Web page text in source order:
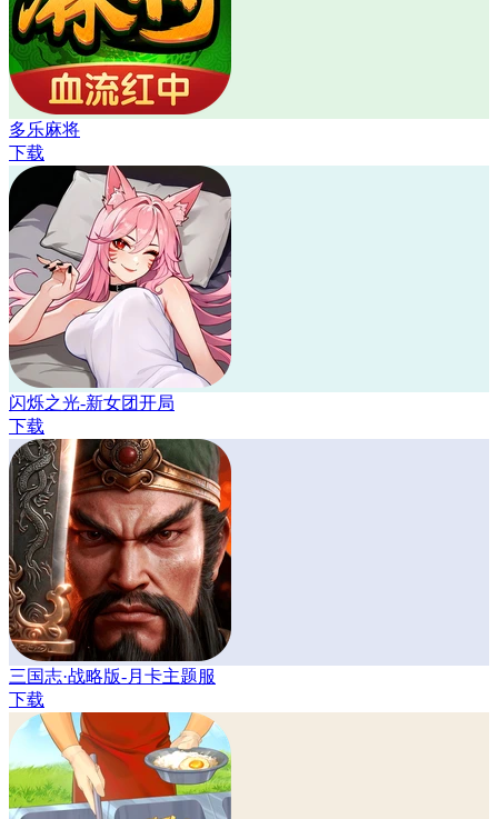
多乐麻将
下载
闪烁之光-新女团开局
下载
三国志·战略版-月卡主题服
下载